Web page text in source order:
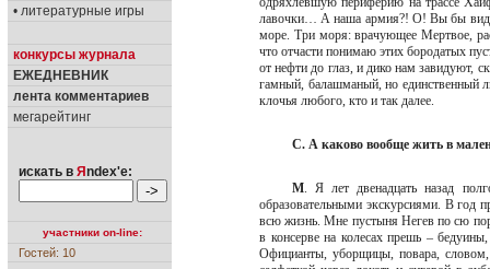
• литературные игры
конкурсы журнала
ЕЖЕДНЕВНИК
лента комментариев
мегарейтинг
искать в Я ndex'е:
участники on-line:
Гостей: 10
лавочки… А наша армия?! О! Вы бы
море. Три моря: врачующее Мертвое,
что отчасти понимаю этих бородатых
от нефти до глаз, и дико нам
гамный, балашманый, но единственный
клочья любого, кто и так далее.
С. А каково вообще жить в
М. Я лет двенадцать назад
образовательными экскурсиями. В год
всю жизнь. Мне пустыня Негев по сю
в консерве на колесах прешь –
Официанты, уборщицы, повара,